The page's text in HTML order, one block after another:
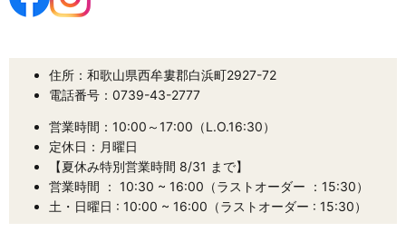
住所：和歌山県西牟婁郡白浜町2927-72
電話番号：0739-43-2777
営業時間：10:00～17:00（L.O.16:30）
定休日：月曜日
【夏休み特別営業時間 8/31 まで】
営業時間 ： 10:30 ~ 16:00（ラストオーダー ：15:30）
土・日曜日 : 10:00 ~ 16:00（ラストオーダー : 15:30）